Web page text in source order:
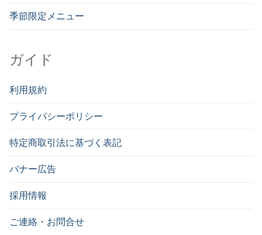
季節限定メニュー
ガイド
利用規約
プライバシーポリシー
特定商取引法に基づく表記
バナー広告
採用情報
ご連絡・お問合せ